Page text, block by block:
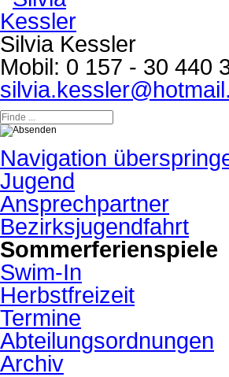
Silvia Kessler
Mobil: 0 157 - 30 440
Navigation
Jugend
Ansprechpartner
Bezirksjugendfahrt
Sommerferienspiele
Swim-In
Herbstfreizeit
Termine
Abteilungsordnungen
Archiv